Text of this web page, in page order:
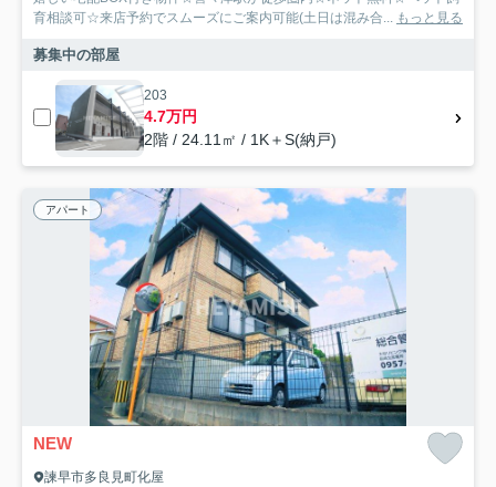
育相談可☆来店予約でスムーズにご案内可能(土日は混み合...
もっと見る
募集中の部屋
203
4.7万円
2階 / 24.11㎡ / 1K＋S(納戸)
アパート
NEW
諫早市多良見町化屋